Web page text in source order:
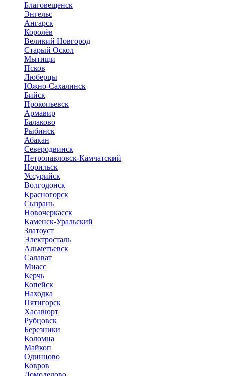
Благовещенск
Энгельс
Ангарск
Королёв
Великий Новгород
Старый Оскол
Мытищи
Псков
Люберцы
Южно-Сахалинск
Бийск
Прокопьевск
Армавир
Балаково
Рыбинск
Абакан
Северодвинск
Петропавловск-Камчатский
Норильск
Уссурийск
Волгодонск
Красногорск
Сызрань
Новочеркасск
Каменск-Уральский
Златоуст
Электросталь
Альметьевск
Салават
Миасс
Керчь
Копейск
Находка
Пятигорск
Хасавюрт
Рубцовск
Березники
Коломна
Майкоп
Одинцово
Ковров